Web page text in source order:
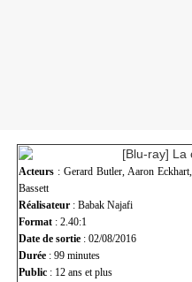
Acteurs: Gerard Butler, Aaron
Bassett
Réalisateur: Babak Najafi
Format: 2.40:1
Date de sortie: 02/08/2016
Durée: 99 minutes
Public: 12 ans et plus